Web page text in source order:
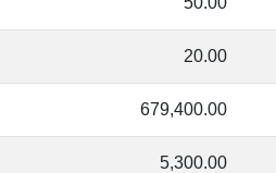
20.00
679,400.00
5,300.00